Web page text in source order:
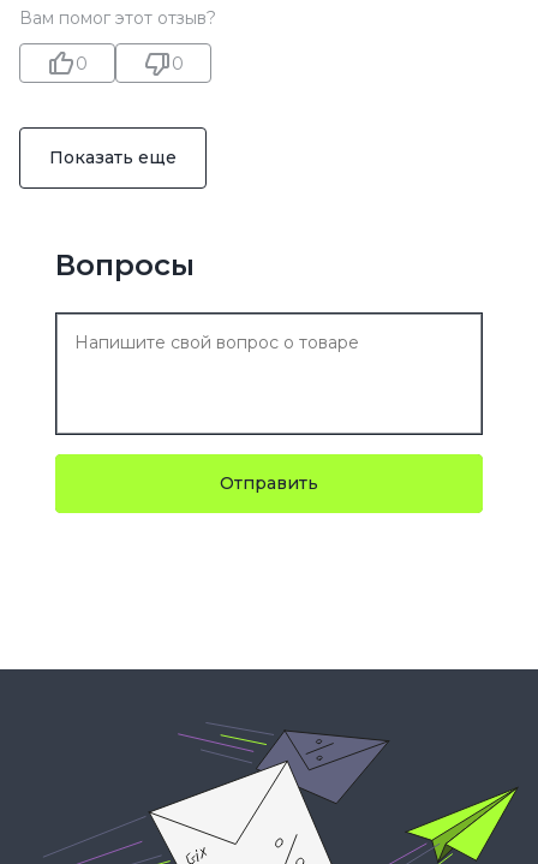
Вам помог этот отзыв?
0 0
Показать еще
Вопросы
Отправить